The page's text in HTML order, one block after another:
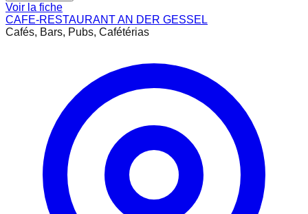
Voir la fiche
CAFE-RESTAURANT AN DER GESSEL
Cafés, Bars, Pubs, Cafétérias